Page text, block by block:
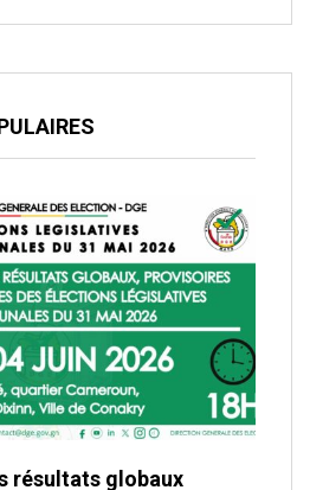
résultats globaux